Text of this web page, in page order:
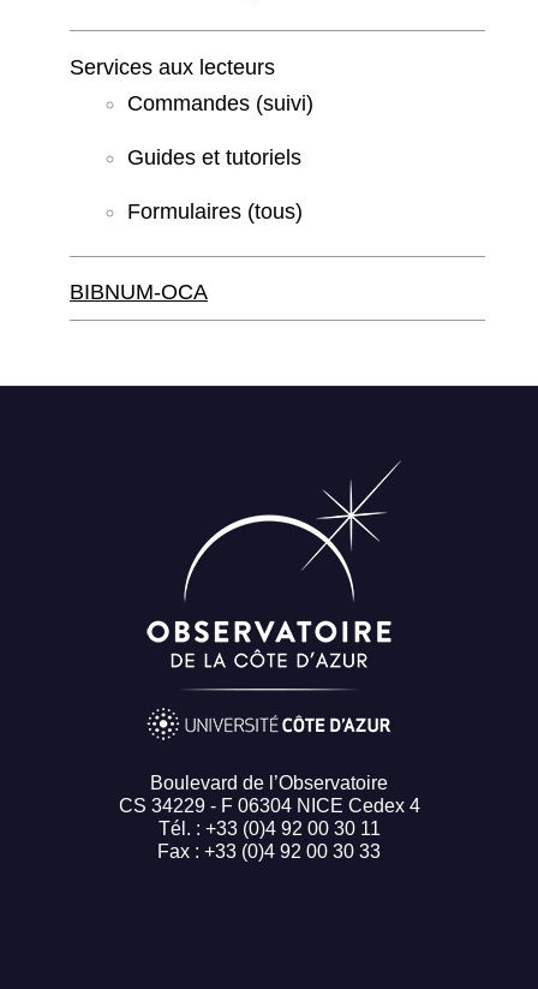
Services aux lecteurs
Commandes (suivi)
Guides et tutoriels
Formulaires (tous)
BIBNUM-OCA
Boulevard de l’Observatoire
CS 34229 - F 06304 NICE Cedex 4
Tél. : +33 (0)4 92 00 30 11
Fax : +33 (0)4 92 00 30 33